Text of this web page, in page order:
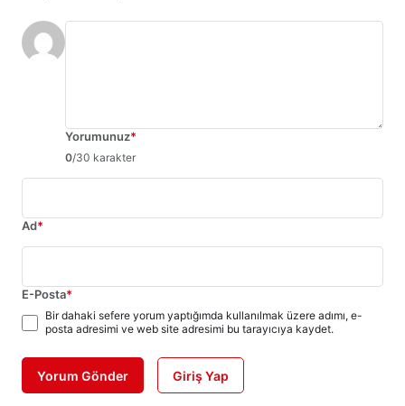
Yorumunuz*
0/30 karakter
Ad*
E-Posta*
Bir dahaki sefere yorum yaptığımda kullanılmak üzere adımı, e-
posta adresimi ve web site adresimi bu tarayıcıya kaydet.
Yorum Gönder Giriş Yap